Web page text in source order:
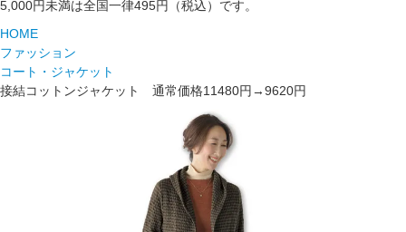
5,000円未満は全国一律495円（税込）です。
HOME
ファッション
コート・ジャケット
接結コットンジャケット 通常価格11480円→9620円